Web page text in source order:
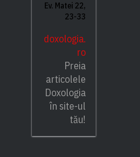
Ev. Matei 22,
23-33
doxologia.
ro
Preia
articolele
Doxologia
în site-ul
tău!